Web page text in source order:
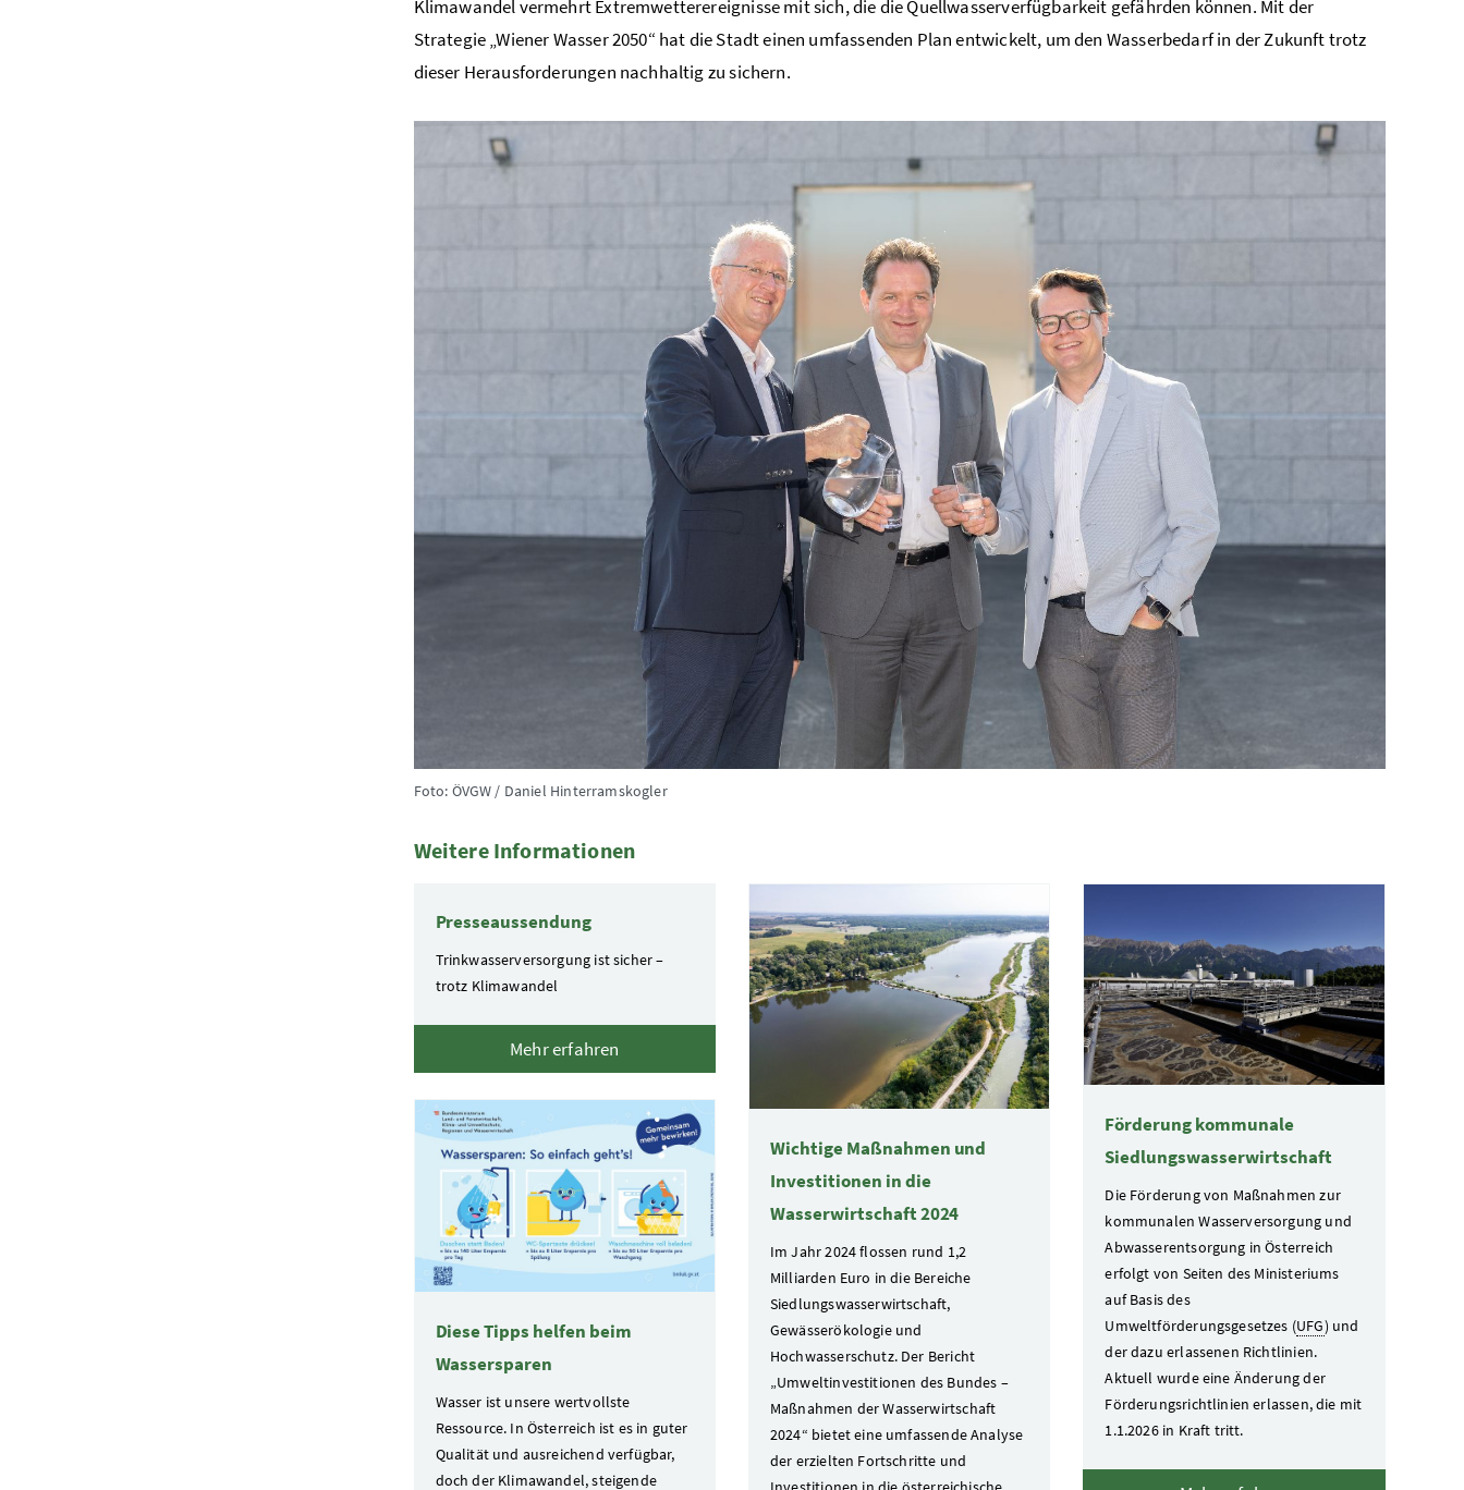
Klimawandel vermehrt Extremwetterereignisse mit sich, die die Quellwasserverfügbarkeit gefährden können. Mit der
Strategie „Wiener Wasser 2050“ hat die Stadt einen umfassenden Plan entwickelt, um den Wasserbedarf in der Zukunft trotz
dieser Herausforderungen nachhaltig zu sichern.
Foto: ÖVGW / Daniel Hinterramskogler
Weitere Informationen
Presseaussendung
Trinkwasserversorgung ist sicher –
trotz Klimawandel
Mehr erfahren
Wichtige Maßnahmen und
Investitionen in die
Wasserwirtschaft 2024
Im Jahr 2024 flossen rund 1,2
Milliarden Euro in die Bereiche
Siedlungswasserwirtschaft,
Gewässerökologie und
Hochwasserschutz. Der Bericht
„Umweltinvestitionen des Bundes –
Maßnahmen der Wasserwirtschaft
2024“ bietet eine umfassende Analyse
der erzielten Fortschritte und
Förderung kommunale
Siedlungswasserwirtschaft
Die Förderung von Maßnahmen zur
kommunalen Wasserversorgung und
Abwasserentsorgung in Österreich
erfolgt von Seiten des Ministeriums
auf Basis des
Umweltförderungsgesetzes (UFG) und
der dazu erlassenen Richtlinien.
Aktuell wurde eine Änderung der
Förderungsrichtlinien erlassen, die mit
1.1.2026 in Kraft tritt.
Diese Tipps helfen beim
Wassersparen
Wasser ist unsere wertvollste
Ressource. In Österreich ist es in guter
Qualität und ausreichend verfügbar,
doch der Klimawandel, steigende